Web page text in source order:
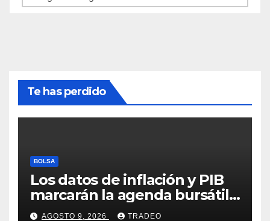
Te has perdido
BOLSA
Los datos de inflación y PIB
marcarán la agenda bursátil
de la próxima semana
AGOSTO 9, 2026 TRADEO